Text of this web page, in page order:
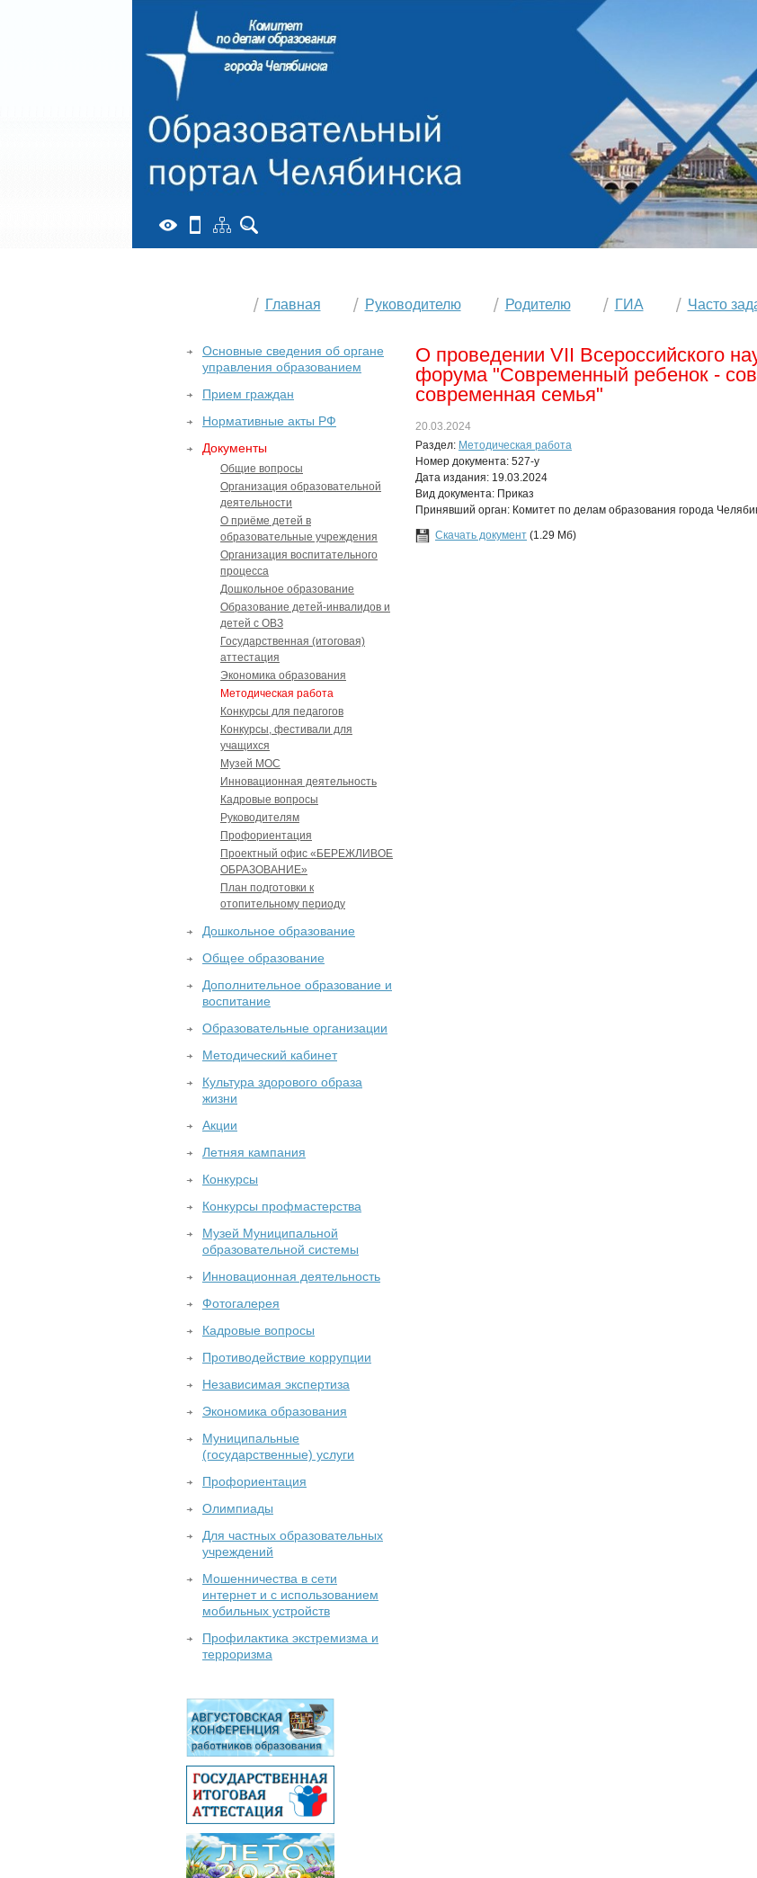
Главная Руководителю Родителю ГИА Часто
О проведении VII Всероссийского
форума "Современный ребенок -
современная семья"
20.03.2024
Раздел: Методическая работа
Номер документа: 527-у
Дата издания: 19.03.2024
Вид документа: Приказ
Принявший орган: Комитет по делам образования города
Скачать документ (1.29 Мб)
Основные сведения об органе
управления образованием
Прием граждан
Нормативные акты РФ
Документы
Общие вопросы
Организация образовательной
деятельности
О приёме детей в
образовательные учреждения
Организация воспитательного
процесса
Дошкольное образование
Образование детей-инвалидов и
детей с ОВЗ
Государственная (итоговая)
аттестация
Экономика образования
Методическая работа
Конкурсы для педагогов
Конкурсы, фестивали для
учащихся
Музей МОС
Инновационная деятельность
Кадровые вопросы
Руководителям
Профориентация
Проектный офис «БЕРЕЖЛИВОЕ
ОБРАЗОВАНИЕ»
План подготовки к
отопительному периоду
Дошкольное образование
Общее образование
Дополнительное образование и
воспитание
Образовательные организации
Методический кабинет
Культура здорового образа
жизни
Акции
Летняя кампания
Конкурсы
Конкурсы профмастерства
Музей Муниципальной
образовательной системы
Инновационная деятельность
Фотогалерея
Кадровые вопросы
Противодействие коррупции
Независимая экспертиза
Экономика образования
Муниципальные
(государственные) услуги
Профориентация
Олимпиады
Для частных образовательных
учреждений
Мошенничества в сети
интернет и с использованием
мобильных устройств
Профилактика экстремизма и
терроризма